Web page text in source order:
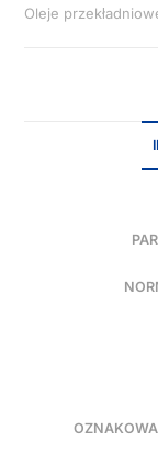
Oleje